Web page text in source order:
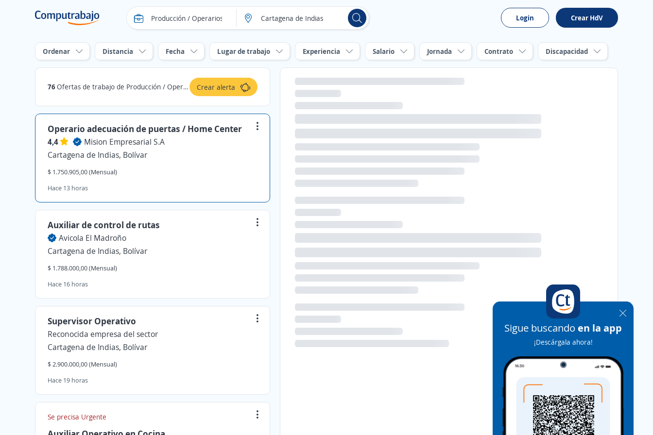
Login Crear HdV
Ordenar Distancia Fecha Lugar de trabajo Experiencia Salario Jornada Contrato Discapacidad
76Ofertas de trabajo de Producción / Operarios / Manufactura en Cartagena de Indias, Bolívar Crear alerta
Operario adecuación de puertas / Home Center
4,4
Mision Empresarial S.A
Cartagena de Indias, Bolívar
$ 1.750.905,00 (Mensual)
Hace 13 horas
Auxiliar de control de rutas
Avicola El Madroño
Cartagena de Indias, Bolívar
$ 1.788.000,00 (Mensual)
Hace 16 horas
Supervisor Operativo
Reconocida empresa del sector
Cartagena de Indias, Bolívar
$ 2.900.000,00 (Mensual)
Hace 19 horas
Se precisa Urgente
Sigue buscando en la app
¡Descárgala ahora!